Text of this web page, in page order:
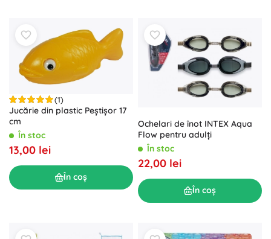
(1)
Jucărie din plastic Peștișor 17
cm
În stoc
13,00 lei
În coș
Ochelari de înot INTEX Aqua
Flow pentru adulți
În stoc
22,00 lei
În coș